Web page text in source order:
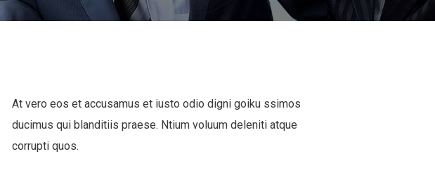
At vero eos et accusamus et iusto odio digni goiku ssimos
ducimus qui blanditiis praese. Ntium voluum deleniti atque
corrupti quos.